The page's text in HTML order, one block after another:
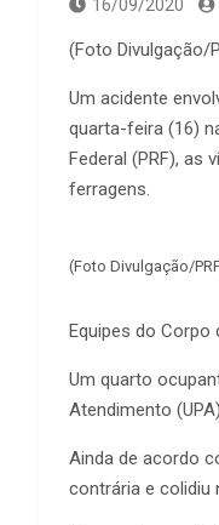
16/09/2020
(Foto Divulgação/
Um acidente
quarta-feira (16)
Federal (PRF), as
ferragens.
(Foto Divulgação/
Equipes do
Um quarto
Atendimento
Ainda de acordo
contrária e colidiu